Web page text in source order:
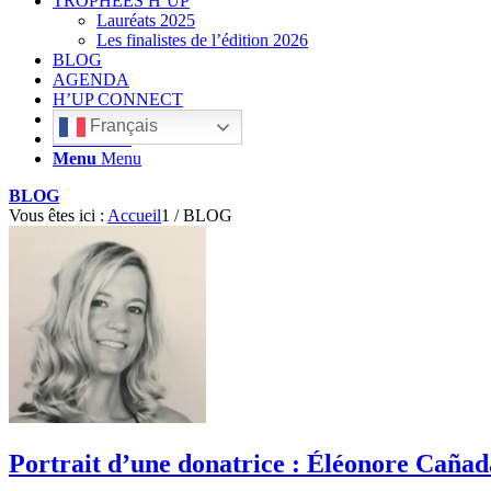
Lauréats 2025
Les finalistes de l’édition 2026
BLOG
AGENDA
H’UP CONNECT
Français
Rechercher
Menu Menu
BLOG
Vous êtes ici : Accueil1 / BLOG
Portrait d’une donatrice : Éléonore